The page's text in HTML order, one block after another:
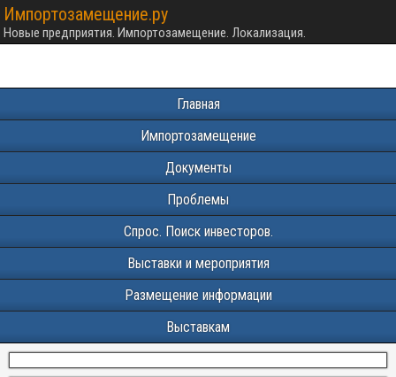
Импортозамещение.ру
Новые предприятия. Импортозамещение. Локализация.
Главная
Импортозамещение
Документы
Проблемы
Спрос. Поиск инвесторов.
Выставки и мероприятия
Размещение информации
Выставкам